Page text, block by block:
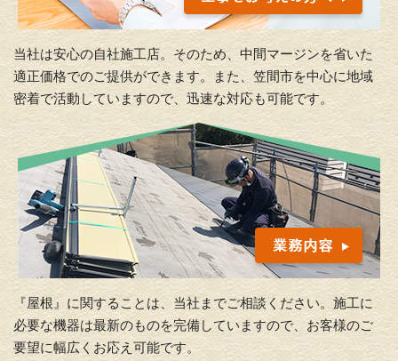
当社は安心の自社施工店。そのため、中間マージンを省いた
適正価格でのご提供ができます。また、笠間市を中心に地域
密着で活動していますので、迅速な対応も可能です。
『屋根』に関することは、当社までご相談ください。施工に
必要な機器は最新のものを完備していますので、お客様のご
要望に幅広くお応え可能です。